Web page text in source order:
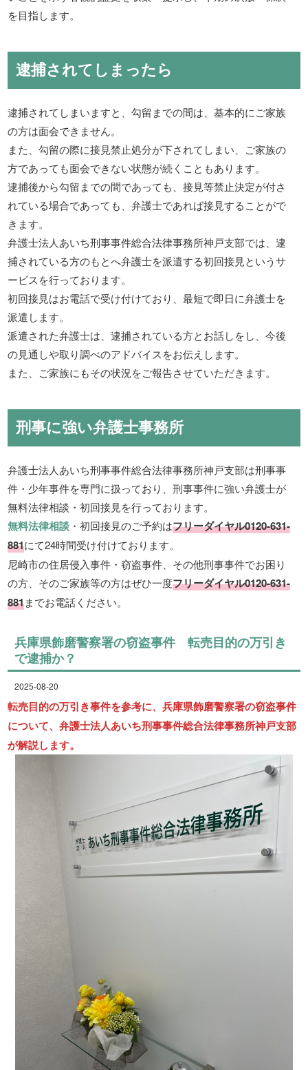
を目指します。
逮捕されてしまったら
逮捕されてしまいますと、勾留までの間は、基本的にご家族
の方は面会できません。
また、勾留の際に接見禁止処分が下されてしまい、ご家族の
方であっても面会できない状態が続くこともあります。
逮捕後から勾留までの間であっても、接見等禁止決定が付さ
れている場合であっても、弁護士であれば接見することがで
きます。
弁護士法人あいち刑事事件総合法律事務所神戸支部では、逮
捕されている方のもとへ弁護士を派遣する初回接見というサ
ービスを行っております。
初回接見はお電話で受け付けており、最短で即日に弁護士を
派遣します。
派遣された弁護士は、逮捕されている方とお話しをし、今後
の見通しや取り調べのアドバイスをお伝えします。
また、ご家族にもその状況をご報告させていただきます。
刑事に強い弁護士事務所
弁護士法人あいち刑事事件総合法律事務所神戸支部は刑事事
件・少年事件を専門に扱っており、刑事事件に強い弁護士が
無料法律相談・初回接見を行っております。
無料法律相談 ・初回接見のご予約はフリーダイヤル0120-631-
881にて24時間受け付けております。
尼崎市の住居侵入事件・窃盗事件、その他刑事事件でお困り
の方、そのご家族等の方はぜひ一度フリーダイヤル0120-631-
881までお電話ください。
兵庫県飾磨警察署の窃盗事件 転売目的の万引き
で逮捕か？
2025-08-20
転売目的の万引き事件を参考に、兵庫県飾磨警察署の窃盗事件
について、弁護士法人あいち刑事事件総合法律事務所神戸支部
が解説します。